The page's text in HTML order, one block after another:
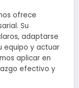
ofrece
Su
adaptarse
equipo y actuar
aplicar en
efectivo y